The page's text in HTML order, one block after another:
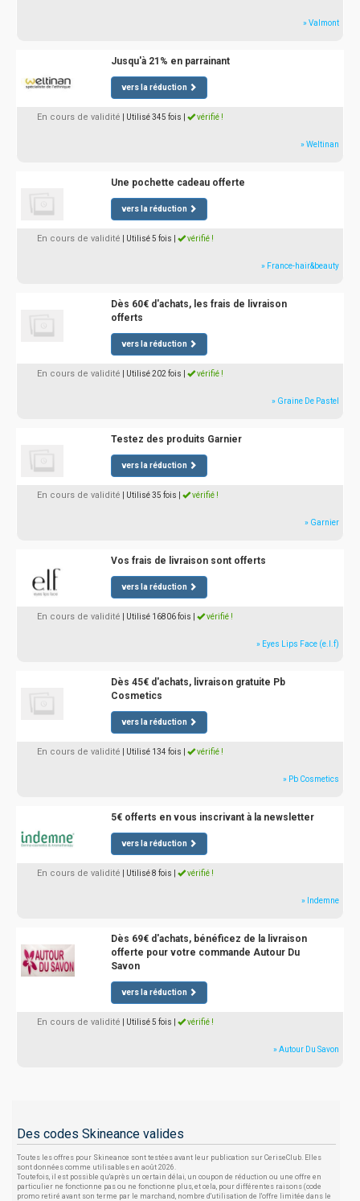
» Valmont
Jusqu'à 21% en parrainant
vers la réduction
En cours de validité | Utilisé 345 fois vérifié !
» Weltinan
Une pochette cadeau offerte
vers la réduction
En cours de validité | Utilisé 5 fois vérifié !
» France-hair&beauty
Dès 60€ d'achats, les frais de livraison
offerts
vers la réduction
En cours de validité | Utilisé 202 fois vérifié !
» Graine De Pastel
Testez des produits Garnier
vers la réduction
En cours de validité | Utilisé 35 fois vérifié !
» Garnier
Vos frais de livraison sont offerts
vers la réduction
En cours de validité | Utilisé 16806 fois vérifié !
» Eyes Lips Face (e.l.f)
Dès 45€ d'achats, livraison gratuite Pb
Cosmetics
vers la réduction
En cours de validité | Utilisé 134 fois vérifié !
» Pb Cosmetics
5€ offerts en vous inscrivant à la newsletter
vers la réduction
En cours de validité | Utilisé 8 fois vérifié !
» Indemne
Dès 69€ d'achats, bénéficez de la livraison
offerte pour votre commande Autour Du
Savon
vers la réduction
En cours de validité | Utilisé 5 fois vérifié !
» Autour Du Savon
Des codes Skineance valides
Toutes les offres pour Skineance sont testées avant leur publication sur CeriseClub. Elles
sont données comme utilisables en août 2026.
Toutefois, il est possible qu'après un certain délai, un coupon de réduction ou une offre en
particulier ne fonctionne pas ou ne fonctionne plus, et cela, pour différentes raisons (code
promo retiré avant son terme par le marchand, nombre d'utilisation de l'offre limitée dans le